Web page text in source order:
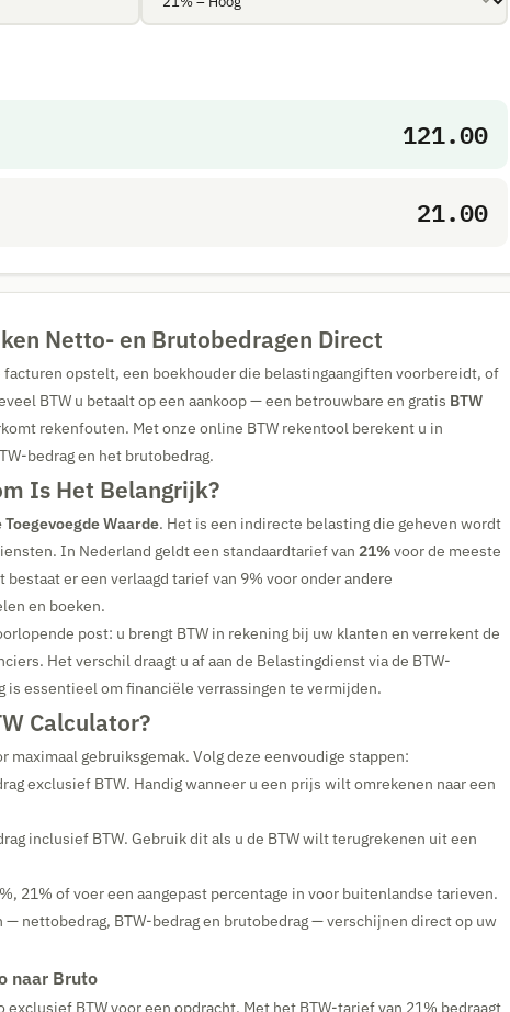
121.00
21.00
Netto- en Brutobedragen Direct
opstelt, een boekhouder die belastingaangiften voorbereidt, of
BTW u betaalt op een aankoop — een betrouwbare en gratis BTW
rekenfouten. Met onze online BTW rekentool berekent u in
bedrag en het brutobedrag.
Is Het Belangrijk?
Waarde. Het is een indirecte belasting die geheven wordt
In Nederland geldt een standaardtarief van 21%voor de meeste
er een verlaagd tarief van 9% voor onder andere
en boeken.
post: u brengt BTW in rekening bij uw klanten en verrekent de
Het verschil draagt u af aan de Belastingdienst via de BTW-
is essentieel om financiële verrassingen te vermijden.
Calculator?
maximaal gebruiksgemak. Volg deze eenvoudige stappen:
exclusief BTW. Handig wanneer u een prijs wilt omrekenen naar een
inclusief BTW. Gebruik dit als u de BTW wilt terugrekenen uit een
21% of voer een aangepast percentage in voor buitenlandse tarieven.
— nettobedrag, BTW-bedrag en brutobedrag — verschijnen direct op uw
naar Bruto
exclusief BTW voor een opdracht. Met het BTW-tarief van 21% bedraagt